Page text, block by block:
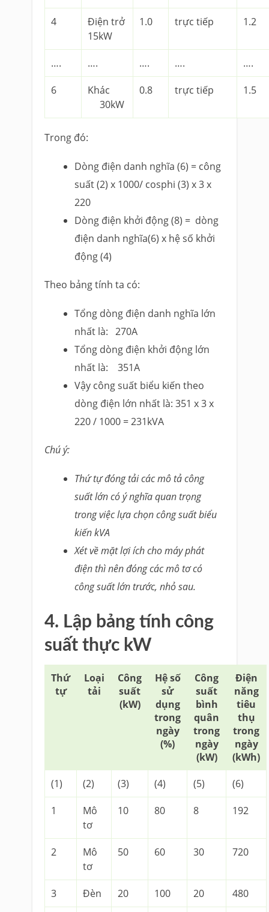
4
Điện trở
15kW
1.0 trực tiếp 1.2
…. …. …. …. ….
6
Khác
30kW
0.8 trực tiếp 1.5
Trong đó:
Dòng điện danh nghĩa (6) = công
suất (2) x 1000/ cosphi (3) x 3 x
220
Dòng điện khởi động (8) = dòng
điện danh nghĩa(6) x hệ số khởi
động (4)
Theo bảng tính ta có:
Tổng dòng điện danh nghĩa lớn
nhất là: 270A
Tổng dòng điện khởi động lớn
nhất là: 351A
Vậy công suất biểu kiến theo
dòng điện lớn nhất là: 351 x 3 x
220 / 1000 = 231kVA
Chú ý:
Thứ tự đóng tải các mô tả công
suất lớn có ý nghĩa quan trọng
trong việc lựa chọn công suất biểu
kiến kVA
Xét về mặt lợi ích cho máy phát
điện thì nên đóng các mô tơ có
công suất lớn trước, nhỏ sau.
4. Lập bảng tính công
suất thực kW
Thứ
tự
Loại
tải
Công
suất
(kW)
Hệ số
sử
dụng
trong
ngày
(%)
Công
suất
bình
quân
trong
ngày
(kW)
Điện
năng
tiêu
thụ
trong
ngày
(kWh)
(1)
(2) (3) (4) (5) (6)
1
Mô
tơ
10 80 8 192
2
Mô
tơ
50 60 30 720
3 Đèn 20 100 20 480